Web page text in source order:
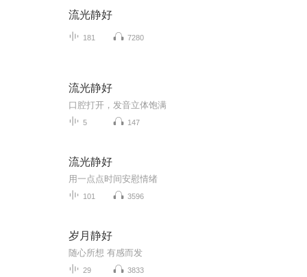
流光静好
181 7280
流光静好
口腔打开，发音立体饱满
5 147
流光静好
用一点点时间安慰情绪
101 3596
岁月静好
随心所想 有感而发
29 3833